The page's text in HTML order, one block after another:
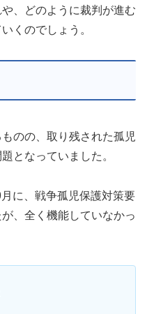
、どのように裁判が進む
くのでしょう。
のの、取り残された孤児
となっていました。
に、戦争孤児保護対策要
、全く機能していなかっ